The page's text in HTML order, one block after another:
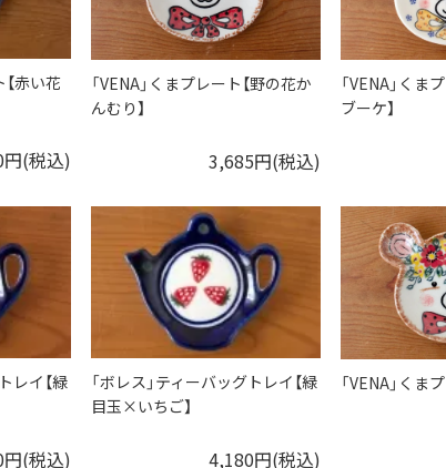
【赤い花
(税込)
「VENA」くまプレート【野の花か
んむり】
3,685円(税込)
「VENA」くま
ブーケ】
レイ【緑
(税込)
「ボレス」ティーバッグトレイ【緑
目玉×いちご】
4,180円(税込)
「VENA」くま